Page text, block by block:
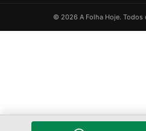
© 2026 A Folha Hoje. Todos